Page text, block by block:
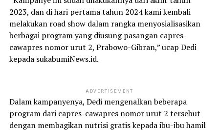
2023, dan di hari pertama tahun 2024 kami kembali
melakukan road show dalam rangka menyosialisasikan
berbagai program yang diusung pasangan capres-
cawapres nomor urut 2, Prabowo-Gibran,” ucap Dedi
kepada sukabumiNews.id.
ADVERTISEMENT
Dalam kampanyenya, Dedi mengenalkan beberapa
program dari capres-cawapres nomor urut 2 tersebut
dengan membagikan nutrisi gratis kepada ibu-ibu hamil